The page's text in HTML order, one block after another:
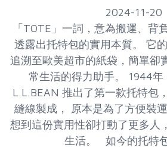
2024-11-20
「TOTE」一詞，意為搬運、背
透露出托特包的實用本質。 它
追溯至歐美超市的紙袋，簡單卻
常生活的得力助手。 1944年
L.L.BEAN 推出了第一款托特包
縫線製成， 原本是為了方便裝
想到這份實用性卻打動了更多人
生活。 如今的托特